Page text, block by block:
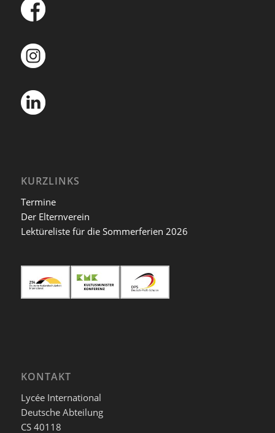
KURZLINKS
Termine
Der Elternverein
Lektüreliste für die Sommerferien 2026
KONTAKT
Lycée International
Deutsche Abteilung
CS 40118